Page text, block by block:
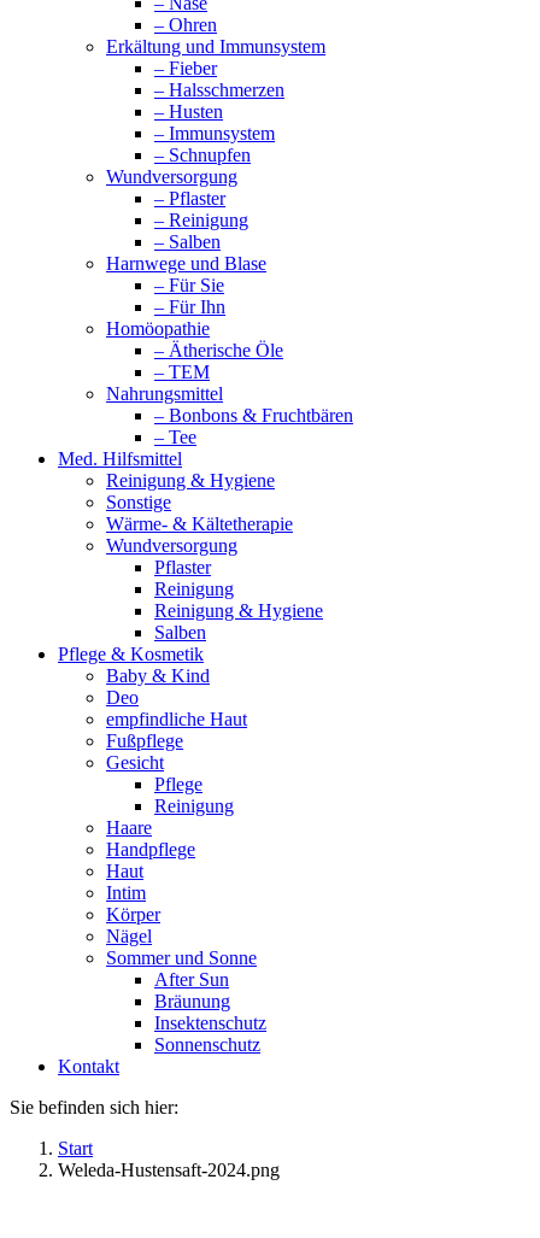
– Ohren
Erkältung und Immunsystem
– Fieber
– Halsschmerzen
– Husten
– Immunsystem
– Schnupfen
Wundversorgung
– Pflaster
– Reinigung
– Salben
Harnwege und Blase
– Für Sie
– Für Ihn
Homöopathie
– Ätherische Öle
– TEM
Nahrungsmittel
– Bonbons & Fruchtbären
– Tee
Med. Hilfsmittel
Reinigung & Hygiene
Sonstige
Wärme- & Kältetherapie
Wundversorgung
Pflaster
Reinigung
Reinigung & Hygiene
Salben
Pflege & Kosmetik
Baby & Kind
Deo
empfindliche Haut
Fußpflege
Gesicht
Pflege
Reinigung
Haare
Handpflege
Haut
Intim
Körper
Nägel
Sommer und Sonne
After Sun
Bräunung
Insektenschutz
Sonnenschutz
Kontakt
Sie befinden sich hier:
Start
Weleda-Hustensaft-2024.png